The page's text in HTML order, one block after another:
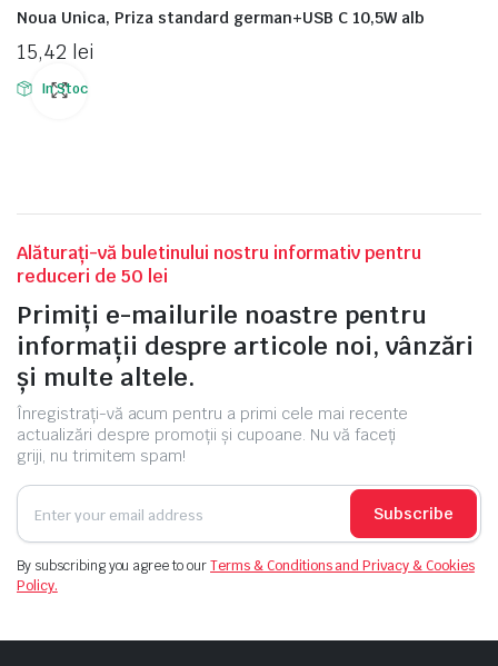
Noua Unica, Priza standard german+USB C 10,5W alb
15,42 lei
In Stoc
Alăturați-vă buletinului nostru informativ pentru
reduceri de 50 lei
Primiți e-mailurile noastre pentru
informații despre articole noi, vânzări
și multe altele.
Înregistrați-vă acum pentru a primi cele mai recente
actualizări despre promoții și cupoane. Nu vă faceți
griji, nu trimitem spam!
Subscribe
By subscribing you agree to ourTerms & Conditions and Privacy & Cookies
Policy.